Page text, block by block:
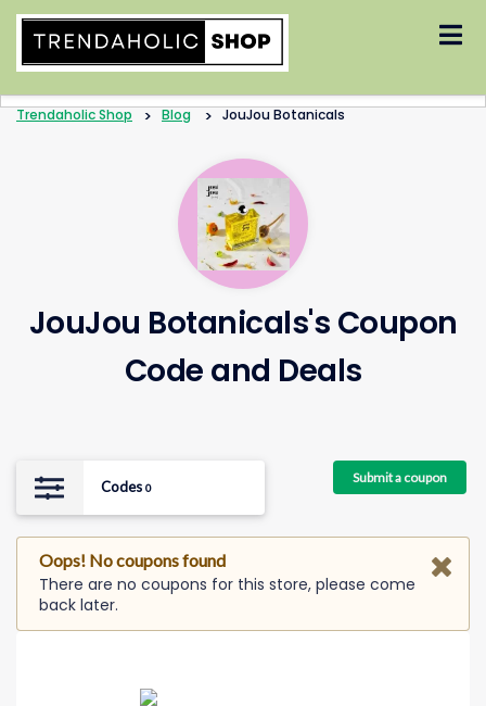
Trendaholic Shop > Blog > JouJou Botanicals
JouJou Botanicals's Coupon
Code and Deals
Codes 0
Submit a coupon
Oops! No coupons found
There are no coupons for this store, please come
back later.